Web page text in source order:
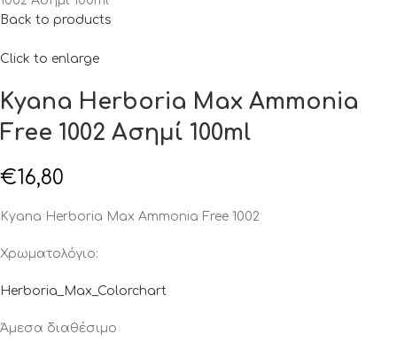
Back to products
Click to enlarge
Kyana Herboria Max Ammonia
Free 1002 Ασημί 100ml
€16,80
Kyana Herboria Max Ammonia Free 1002
Χρωματολόγιο:
Herboria_Max_Colorchart
Άμεσα διαθέσιμο